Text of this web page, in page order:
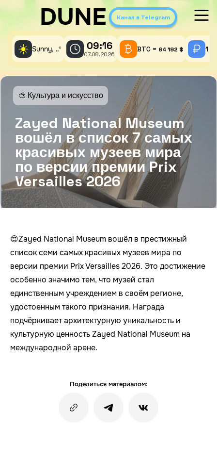
DUNE Канал в Telegram
☀️ Sunny, ..° 09:16
07.08.2026
BTC = 64 192 $ 1
Zayed National Museum
вошёл в список 7 самых
красивых музеев мира
по версии премии Prix
Versailles 2026
🎨 Культура и искусство
😍Zayed National Museum вошёл в престижный
список семи самых красивых музеев мира по
версии премии Prix Versailles 2026. Это достижение
особенно значимо тем, что музей стал
единственным учреждением в своём регионе,
удостоенным такого признания. Награда
подчёркивает архитектурную уникальность и
культурную ценность Zayed National Museum на
международной арене.
Поделиться материалом: